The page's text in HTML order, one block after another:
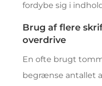
fordybe sig i
Brug af flere
overdrive
En ofte brugt
begrænse antallet